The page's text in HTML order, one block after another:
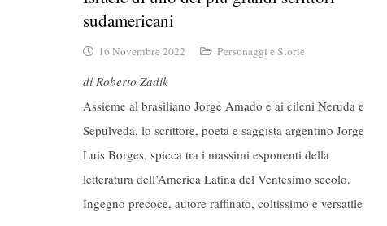
sudamericani
16 Novembre 2022 Personaggi e Storie
di Roberto Zadik
Assieme al brasiliano Jorge Amado e ai cileni Neruda e
Sepulveda, lo scrittore, poeta e saggista argentino Jorge
Luis Borges, spicca tra i massimi esponenti della
letteratura dell’America Latina del Ventesimo secolo.
Ingegno precoce, autore raffinato, coltissimo e versatile